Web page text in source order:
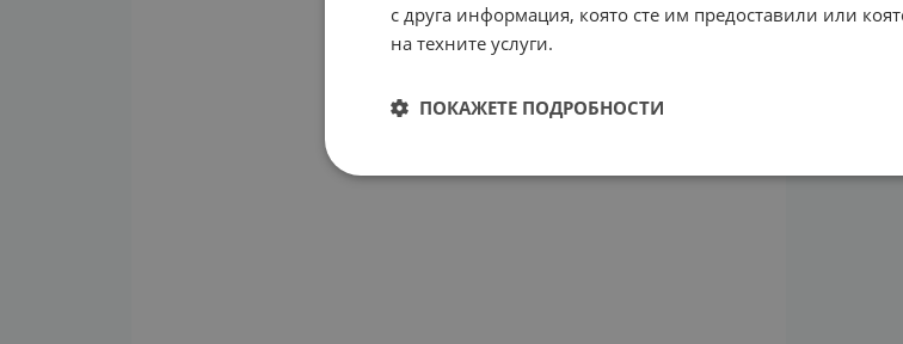
с друга информация, която сте им предоставили или
на техните услуги.
ПОКАЖЕТЕ ПОДРОБНОСТИ